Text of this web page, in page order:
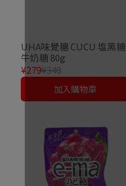
UHA味覺糖 CUCU 塩黑糖
牛奶糖 80g
¥279¥348
加入購物車